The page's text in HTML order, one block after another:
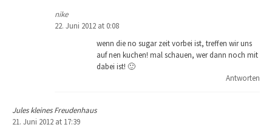
nike
22. Juni 2012 at 0:08
wenn die no sugar zeit vorbei ist, treffen wir uns
auf nen kuchen! mal schauen, wer dann noch mit
dabei ist! 🙂
Antworten
Jules kleines Freudenhaus
21. Juni 2012 at 17:39